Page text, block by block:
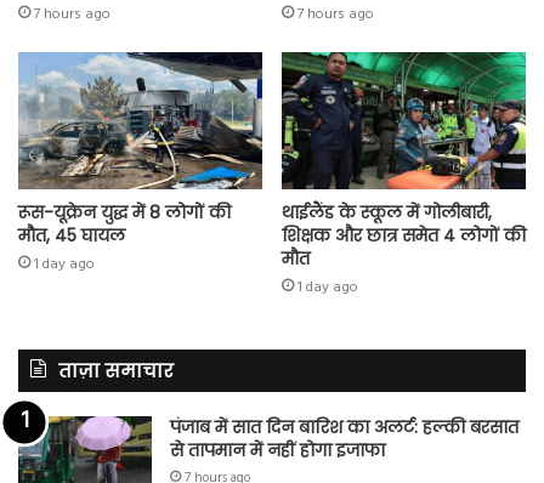
7 hours ago
7 hours ago
रूस-यूक्रेन युद्ध में 8 लोगों की
मौत, 45 घायल
1 day ago
थाईलैंड के स्कूल में गोलीबारी,
शिक्षक और छात्र समेत 4 लोगों की
मौत
1 day ago
ताज़ा समाचार
पंजाब में सात दिन बारिश का अलर्ट: हल्की बरसात
से तापमान में नहीं होगा इजाफा
7 hours ago